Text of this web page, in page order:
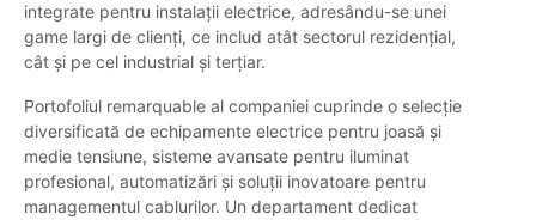
integrate pentru instalații electrice, adresându-se unei
game largi de clienți, ce includ atât sectorul rezidențial,
cât și pe cel industrial și terțiar.
Portofoliul remarquable al companiei cuprinde o selecție
diversificată de echipamente electrice pentru joasă și
medie tensiune, sisteme avansate pentru iluminat
profesional, automatizări și soluții inovatoare pentru
managementul cablurilor. Un departament dedicat